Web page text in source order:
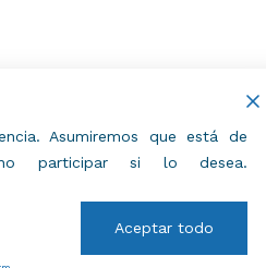
Asumiremos que está de
participar si lo desea.
Aceptar todo